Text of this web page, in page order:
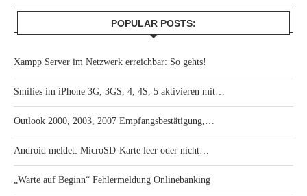
POPULAR POSTS:
Xampp Server im Netzwerk erreichbar: So gehts!
Smilies im iPhone 3G, 3GS, 4, 4S, 5 aktivieren mit…
Outlook 2000, 2003, 2007 Empfangsbestätigung,…
Android meldet: MicroSD-Karte leer oder nicht…
„Warte auf Beginn“ Fehlermeldung Onlinebanking